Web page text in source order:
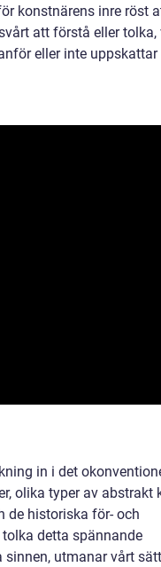
konstnärens inre röst
att förstå eller tolka,
eller inte
in i det
olika typer av abstrakt
de historiska för- och
detta spännande
sinnen, utmanar vårt